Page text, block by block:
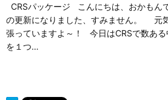
CRSパッケージ こんにちは、おかもん
の更新になりました、すみません。 元
張っていますよ～！ 今日はCRSで数あ
を１つ…